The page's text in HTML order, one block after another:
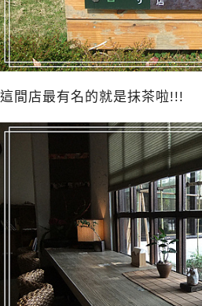
這間店最有名的就是抹茶啦!!!